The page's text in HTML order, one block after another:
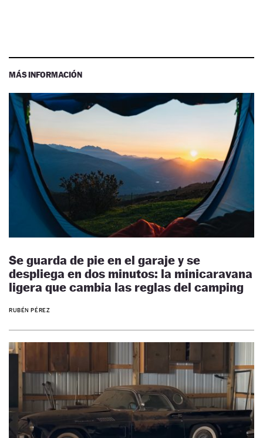
MÁS INFORMACIÓN
Se guarda de pie en el garaje y se
despliega en dos minutos: la minicaravana
ligera que cambia las reglas del camping
RUBÉN PÉREZ